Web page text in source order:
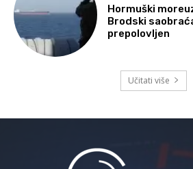
Hormuški
Brodski
prepolovljen
Učitati više